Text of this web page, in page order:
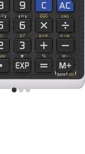
itemitemitem